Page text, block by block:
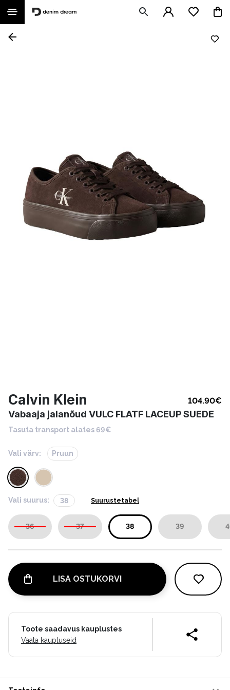
Calvin Klein 104.90€
Vabaaja jalanõud VULC FLATF LACEUP SUEDE
Tasuta transport alates 69€
Vali värv: Pruun
Vali suurus: 38 Suurustetabel
36 37 38 39
LISA OSTUKORVI
Toote saadavus kauplustes
Vaata kaupluseid